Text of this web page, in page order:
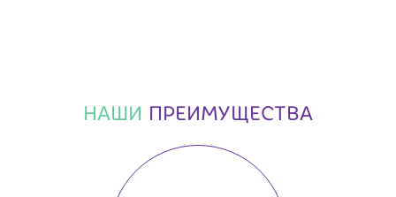
НАШИ ПРЕИМУЩЕСТВА